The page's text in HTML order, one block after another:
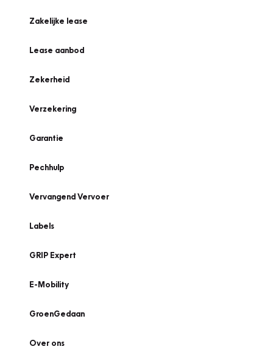
Zakelijke lease
Lease aanbod
Zekerheid
Verzekering
Garantie
Pechhulp
Vervangend Vervoer
Labels
GRIP Expert
E-Mobility
GroenGedaan
Over ons